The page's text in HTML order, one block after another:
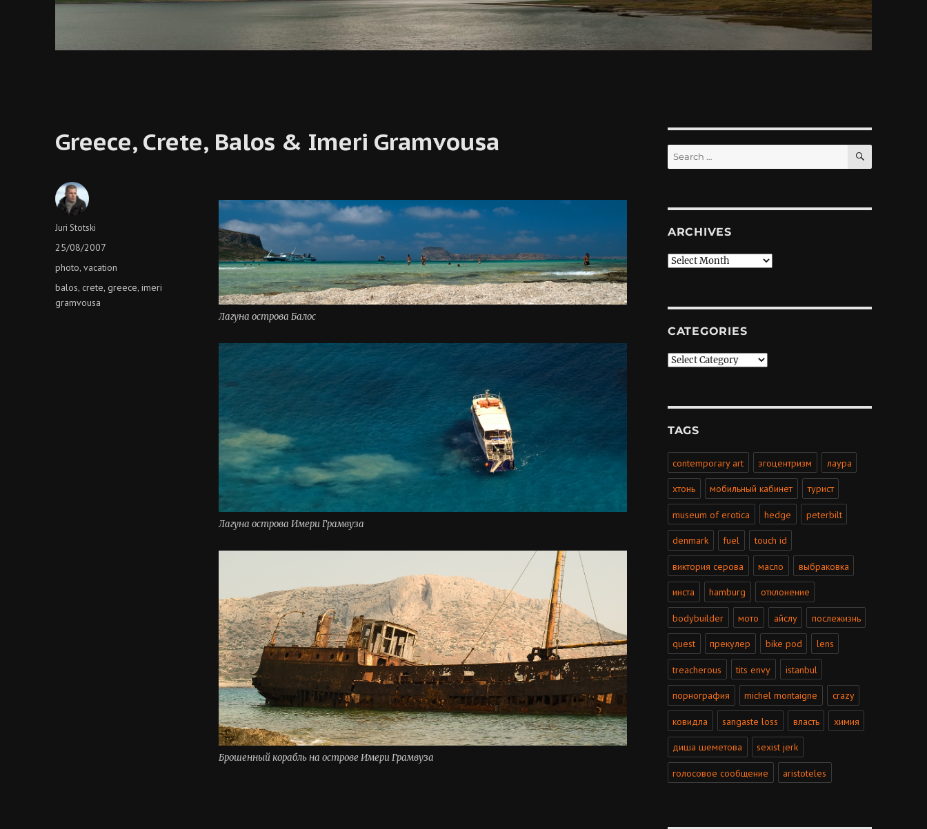
Greece, Crete, Balos & Imeri Gramvousa
Лагуна острова Балос
Лагуна острова Имери Грамвуза
Брошенный корабль на острове Имери Грамвуза
Author
Juri Stotski
Posted
25/08/2007
Categories
photo,vacation
Tags
balos,crete,greece,imeri
gramvousa
Search
for:
SEARCH
ARCHIVES
Archives
CATEGORIES
Categories
TAGS
contemporary art эгоцентризм лаура
хтонь мобильный кабинет турист
museum of erotica hedge peterbilt
denmark fuel touch id
виктория серова масло выбраковка
инста hamburg отклонение
bodybuilder мото айслу послежизнь
quest прекулер bike pod lens
treacherous tits envy istanbul
порнография michel montaigne crazy
ковидла sangaste loss власть химия
диша шеметова sexist jerk
голосовое сообщение aristoteles